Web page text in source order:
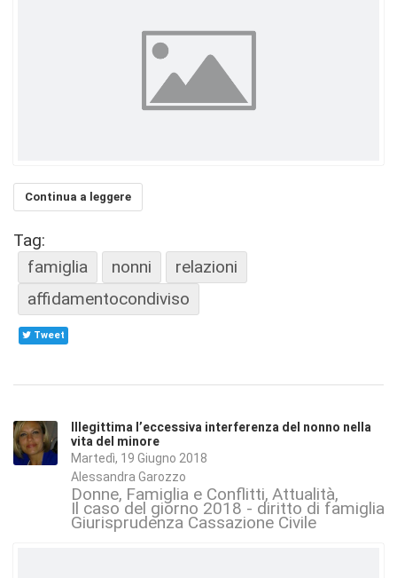
Continua a leggere
Tag:
famiglia
nonni
relazioni
affidamentocondiviso
Tweet
Illegittima l’eccessiva interferenza del nonno nella
vita del minore
Martedì, 19 Giugno 2018
Alessandra Garozzo
Donne Famiglia e Conflitti Attualità
Il caso del giorno 2018 - diritto di famiglia
Giurisprudenza Cassazione Civile